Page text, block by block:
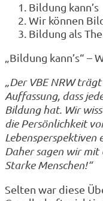
Bildung kann’s
Wir können
Bildung als
„Bildung kann’s“ –
„Der VBE NRW
Auffassung, dass
Bildung hat. Wir
die Persönlichkeit
Lebensperspektiven
Daher sagen wir mit
Starke Menschen!“
Selten war diese